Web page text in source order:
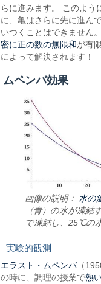
らに進みます。 このよう
に、亀はさらに先に進ん
いつくことはできません
密に正の数の無限和が有
によって解決されます！
ムペンバ効果
画像の説明： 水の
（青）の水が凍
で凍結し、25℃の
実験的観測
エラスト・ムペンバ（
の時に、調理の授業で熱